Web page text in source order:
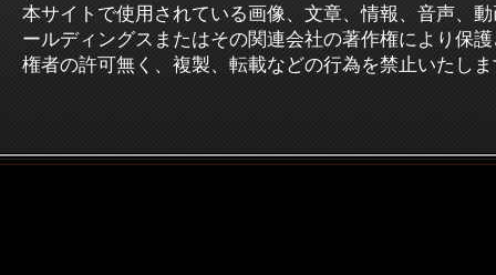
本サイトで使用されている画像、文章、情報、音声、
ールディングスまたはその関連会社の著作権により保
権者の許可無く、複製、転載などの行為を禁止いたし